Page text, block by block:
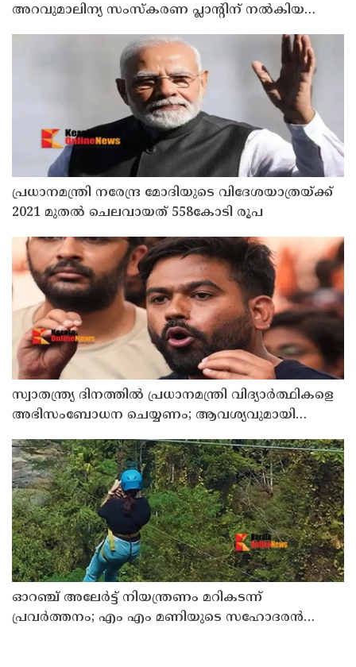
അറവുമാലിന്യ സംസ്‌കരണ പ്ലാന്റിന് നല്‍കിയ
സ്റ്റോപ്പ് മെമ്മോയില്‍ ഗുരുതര വീഴ്ചയെന്ന്
പ്രധാനമന്ത്രി നരേന്ദ്ര മോദിയുടെ വിദേശയാത്രയ്ക്ക്
2021 മുതല്‍ ചെലവായത് 558കോടി രൂപ
സ്വാതന്ത്ര്യ ദിനത്തില്‍ പ്രധാനമന്ത്രി വിദ്യാര്‍ത്ഥികളെ
അഭിസംബോധന ചെയ്യണം; ആവശ്യവുമായി
അഭിജീത് ദീപ്കെ
ഓറഞ്ച് അലേര്‍ട്ട് നിയന്ത്രണം മറികടന്ന്
പ്രവര്‍ത്തനം; എം എം മണിയുടെ സഹോദരന്‍